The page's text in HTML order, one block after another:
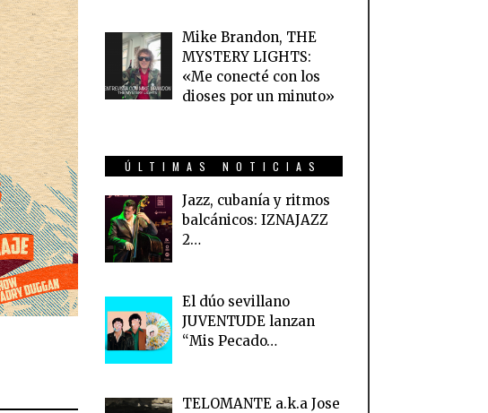
Mike Brandon, THE
MYSTERY LIGHTS:
«Me conecté con los
dioses por un minuto»
ÚLTIMAS NOTICIAS
Jazz, cubanía y ritmos
balcánicos: IZNAJAZZ
2…
El dúo sevillano
JUVENTUDE lanzan
“Mis Pecado…
TELOMANTE a.k.a Jose